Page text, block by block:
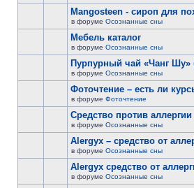
Mangosteen - сироп для
в форуме Осознанные сны
Мебель каталог
в форуме Осознанные сны
Пурпурный чай «Чанг Шу»
в форуме Осознанные сны
Фоточтение – есть ли
в форуме Фоточтение
Cредство против
в форуме Осознанные сны
Alergyx – средство от
в форуме Осознанные сны
Alergyx средство от
в форуме Осознанные сны